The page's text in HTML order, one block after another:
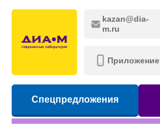
kazan@dia-
m.ru
Приложение
Спецпредложения